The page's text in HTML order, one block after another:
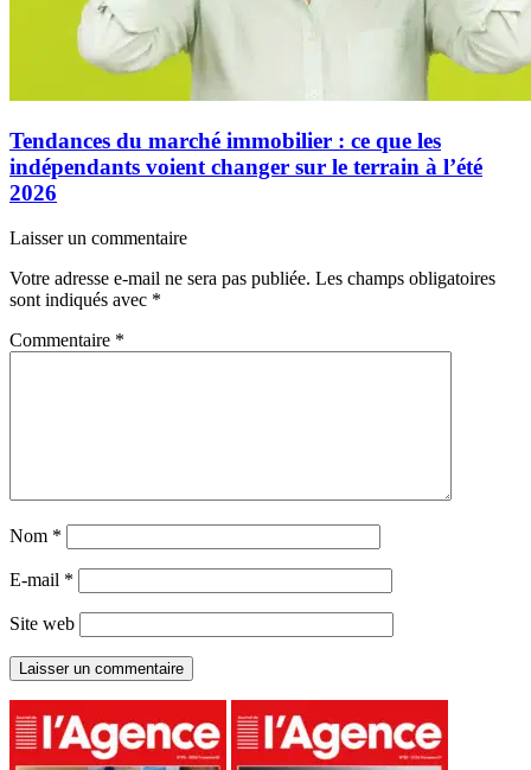
Tendances du marché immobilier : ce que les
indépendants voient changer sur le terrain à l’été
2026
Laisser un commentaire
Votre adresse e-mail ne sera pas publiée. Les champs obligatoires
sont indiqués avec *
Commentaire *
Nom *
E-mail *
Site web